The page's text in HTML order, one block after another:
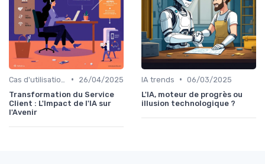
•
26/04/2025
Transformation du Service
Client : L'Impact de l'IA sur
l'Avenir
IA trends • 06/03/2025
L'IA, moteur de progrès ou
illusion technologique ?